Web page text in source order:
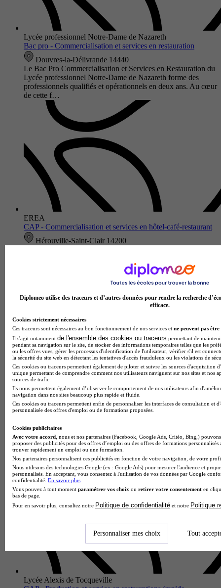
Lycée professionnel Notre-Dame de Nazareth
Bac pro - Commercialisation et services en restauration
Douvres-la-Délivrande 14440
Le Bac Pro Commercialisation et Services en Restauration du
Lycée professionnel Notre-Dame de Nazareth forme des
professionnels qualifiés et opérationnels en deux ans. Au cœur
de cette f…
EREA
CAP - Commercialisation et services en hôtel-café-restaurant
Hérouville-Saint-Clair 14200
Yvonne Guégan forme aux métiers de la restauration et du
Lycée professionnel Edmond Doucet
CAP - Menuisier fabricant
Le CAP Menuisier Fabricant proposé par le Lycée
professionnel Edmond Doucet forme des professionnels
qualifiés capables de maîtriser l'ensemble du processus de
fabrication d'ouvrages en…
Lycée Alexis de Tocqueville
Diplomeo utilise des traceurs et d’autres données pour rendre la recherche
efficace.
Cookies strictement nécessaires
Ces traceurs sont nécessaires au bon fonctionnement de nos services et ne peuvent pas être
Il s'agit notamment de l'ensemble des cookies ou traceurs permettant de
pendant sa navigation sur le site, de stocker des informations temporaires telles que les
ou les offres vues, gérer les processus d'identification de l'utilisateur, vérifier s'il est
la sécurité du site web en détectant les tentatives d'accès frauduleux ou les violations de
Ces cookies ou traceurs permettent également de piloter et suivre les sources d'acquisition
unique permettant de comprendre comment nos utilisateurs naviguent sur nos sites et nos
sources de trafic.
Ils nous permettent également d’observer le comportement de nos utilisateurs afin
navigation dans nos sites beaucoup plus rapide et fluide.
Ces cookies ou traceurs permettent enfin de personnaliser les interfaces de consultation et
personnalisée des offres d'emploi ou de formations proposées.
Cookies publicitaires
Avec votre accord , nous et nos partenaires (Facebook, Google Ads, Critéo, Bing,)
proposer des publicités pour des offres d’emploi ou des offres de formations
trouver rapidement un emploi ou une formation.
Nos partenaires personnalisent ces publicités en fonction de votre navigation, de votre
Nous utilisons des technologies Google (ex : Google Ads) pour mesurer l'audience et
personnalisés. En acceptant, vous consentez à l'utilisation de vos données par Google
confidentialité. En savoir plus
Vous pouvez à tout moment paramétrer vos choix ou retirer votre consentement en
bas de page.
Pour en savoir plus, consultez notre Politique de confidentialité et notre Politique
Personnaliser mes choix Tout